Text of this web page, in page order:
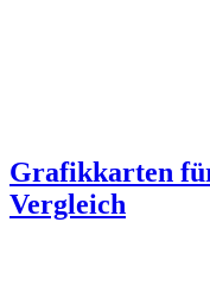
Grafikkarten
Vergleich